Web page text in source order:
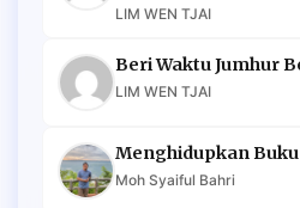
LIM WEN TJAI
Beri Waktu Jumhur
LIM WEN TJAI
Menghidupkan Buku
Moh Syaiful Bahri